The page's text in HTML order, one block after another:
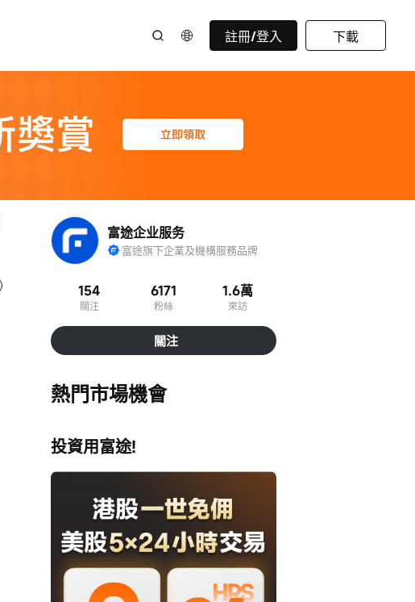
註冊/登入 下載
富途企业服务
富途旗下企業及機構服務品牌
154
關注
6171
粉絲
1.6萬
來訪
關注
熱門市場機會
投資用富途!